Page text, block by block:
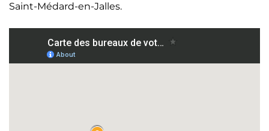
Saint-Médard-en-Jalles.